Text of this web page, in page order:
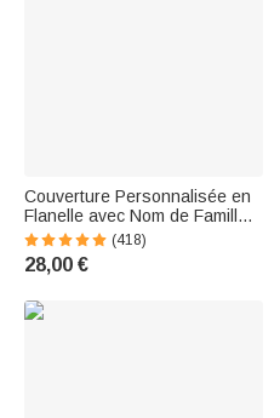
Couverture Personnalisée en
Flanelle avec Nom de Famille
Nuage de Mots Conception
Artistique Couverture
(418)
28,00 €